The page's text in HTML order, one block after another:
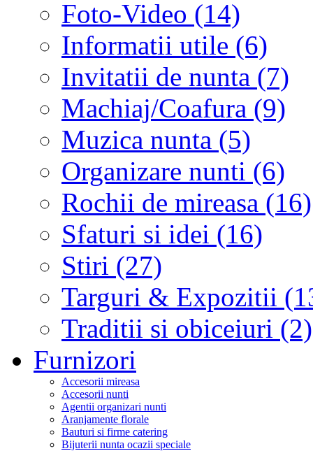
Foto-Video (14)
Informatii utile (6)
Invitatii de nunta (7)
Machiaj/Coafura (9)
Muzica nunta (5)
Organizare nunti (6)
Rochii de mireasa (16)
Sfaturi si idei (16)
Stiri (27)
Targuri & Expozitii
Traditii si obiceiuri (2)
Furnizori
Accesorii mireasa
Accesorii nunti
Agentii organizari nunti
Aranjamente florale
Bauturi si firme catering
Bijuterii nunta ocazii speciale